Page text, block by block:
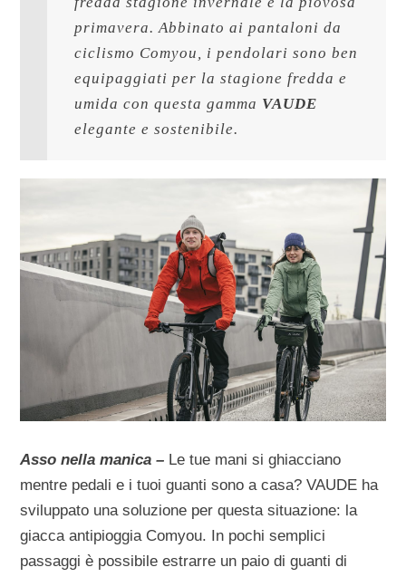
primavera. Abbinato ai pantaloni da
ciclismo Comyou, i pendolari sono ben
equipaggiati per la stagione fredda e
umida con questa gamma VAUDE
elegante e sostenibile.
Asso nella manica – Le tue mani si ghiacciano
mentre pedali e i tuoi guanti sono a casa? VAUDE ha
sviluppato una soluzione per questa situazione: la
giacca antipioggia Comyou. In pochi semplici
passaggi è possibile estrarre un paio di guanti di